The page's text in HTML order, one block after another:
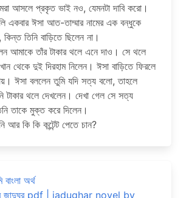
আসলে প্রকৃত ভাই নও, যেমনটা দাবি করো।
একবার ঈসা আত-তাম্মার নামের এক বন্ধুকে
কিন্ত তিনি বাড়িতে ছিলেন না।
আমাকে তাঁর টাকার থলে এনে দাও। সে থলে
থেকে দুই দিরহাম নিলেন। ঈসা বাড়িতে ফিরলে
ঈসা বললেন তুমি যদি সত্য বলো, তাহলে
টাকার থলে দেখলেন। দেখা গেল সে সত্য
তাকে মুক্ত করে দিলেন।
কি কি কন্টেন্ট পেতে চান?
বাংলা অর্থ
জাদুঘর pdf | jadughar novel by